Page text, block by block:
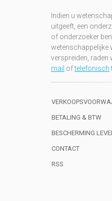
Indien u
uitgeeft, een
of onderzoeker
wetenschappelijke
verspreiden, raden
mail oftelefonisch
BETALING & BTW
BESCHERMING
CONTACT
RSS